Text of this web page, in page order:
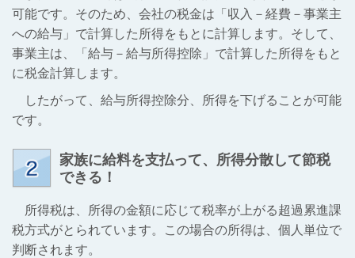
可能です。そのため、会社の税金は「収入－経費－事業主
への給与」で計算した所得をもとに計算します。そして、
事業主は、「給与－給与所得控除」で計算した所得をもと
に税金計算します。
したがって、給与所得控除分、所得を下げることが可能
です。
家族に給料を支払って、所得分散して節税
できる！
所得税は、所得の金額に応じて税率が上がる超過累進課
税方式がとられています。この場合の所得は、個人単位で
判断されます。